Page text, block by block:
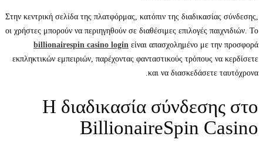
Στην κεντρική σελίδα της πλατφόρμας, κατόπιν της διαδικασίας σύνδεσης,
οι χρήστες μπορούν να περιηγηθούν σε διαθέσιμες επιλογές παιχνιδιών. Το
billionairespin casino login είναι απασχολημένο με την προσφορά
εκπληκτικών εμπειριών, παρέχοντας φανταστικούς τρόπους να κερδίσετε
και να διασκεδάσετε ταυτόχρονα.
Η διαδικασία σύνδεσης στο
BillionaireSpin Casino